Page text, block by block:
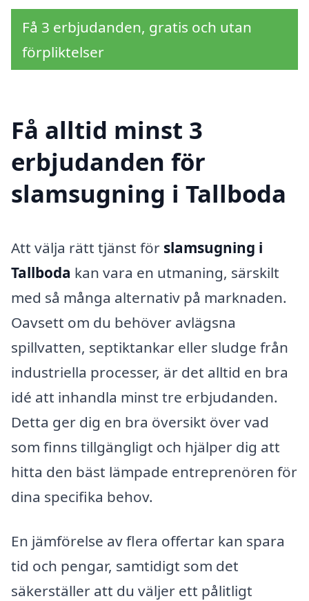
Få 3 erbjudanden, gratis och utan
förpliktelser
Få alltid minst 3
erbjudanden för
slamsugning i Tallboda
Att välja rätt tjänst för slamsugning i
Tallboda kan vara en utmaning, särskilt
med så många alternativ på marknaden.
Oavsett om du behöver avlägsna
spillvatten, septiktankar eller sludge från
industriella processer, är det alltid en bra
idé att inhandla minst tre erbjudanden.
Detta ger dig en bra översikt över vad
som finns tillgängligt och hjälper dig att
hitta den bäst lämpade entreprenören för
dina specifika behov.
En jämförelse av flera offertar kan spara
tid och pengar, samtidigt som det
säkerställer att du väljer ett pålitligt